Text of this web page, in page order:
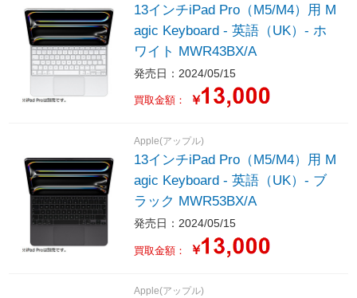
13インチiPad Pro（M5/M4）用 M
agic Keyboard - 英語（UK）- ホ
ワイト MWR43BX/A
発売日：2024/05/15
買取金額： ￥
Apple(アップル)
13インチiPad Pro（M5/M4）用 M
agic Keyboard - 英語（UK）- ブ
ラック MWR53BX/A
発売日：2024/05/15
買取金額： ￥
Apple(アップル)